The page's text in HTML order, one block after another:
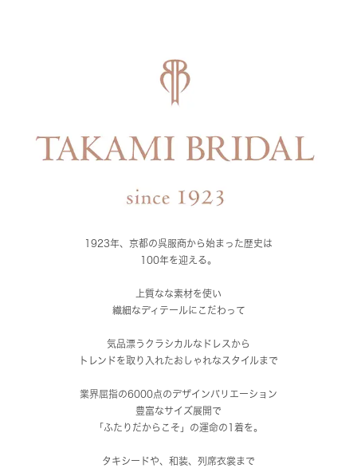
1923年、京都の呉服商から始まった歴史は
100年を迎える。
上質なな素材を使い
繊細なディテールにこだわって
気品漂うクラシカルなドレスから
トレンドを取り入れたおしゃれなスタイルまで
業界屈指の6000点のデザインバリエーション
豊富なサイズ展開で
「ふたりだからこそ」の運命の1着を。
タキシードや、和装、列席衣裳まで